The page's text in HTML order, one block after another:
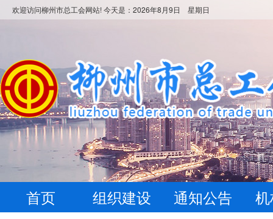
欢迎访问柳州市总工会网站! 今天是： 2026年8月9日 星期日
首页 组织建设 通知公告